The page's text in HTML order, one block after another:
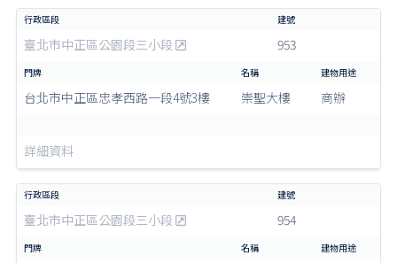
臺北市中正區公園段三小段 953
台北市中正區忠孝西路一段4號3樓 崇聖大樓 商辦
詳細資料
臺北市中正區公園段三小段 954